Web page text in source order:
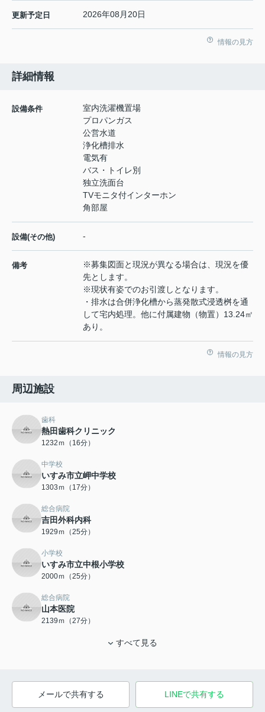
更新予定日 2026年08月20日
情報の見方
詳細情報
設備条件
室内洗濯機置場
プロパンガス
公営水道
浄化槽排水
電気有
バス・トイレ別
独立洗面台
TVモニタ付インターホン
角部屋
設備(その他) -
備考
※募集図面と現況が異なる場合は、現況を優
先とします。
※現状有姿でのお引渡しとなります。
・排水は合併浄化槽から蒸発散式浸透桝を通
して宅内処理。他に付属建物（物置）13.24㎡
あり。
情報の見方
周辺施設
歯科
熱田歯科クリニック
1232ｍ（16分）
中学校
いすみ市立岬中学校
1303ｍ（17分）
総合病院
吉田外科内科
1929ｍ（25分）
小学校
いすみ市立中根小学校
2000ｍ（25分）
総合病院
山本医院
2139ｍ（27分）
すべて見る
メールで共有する LINEで共有する